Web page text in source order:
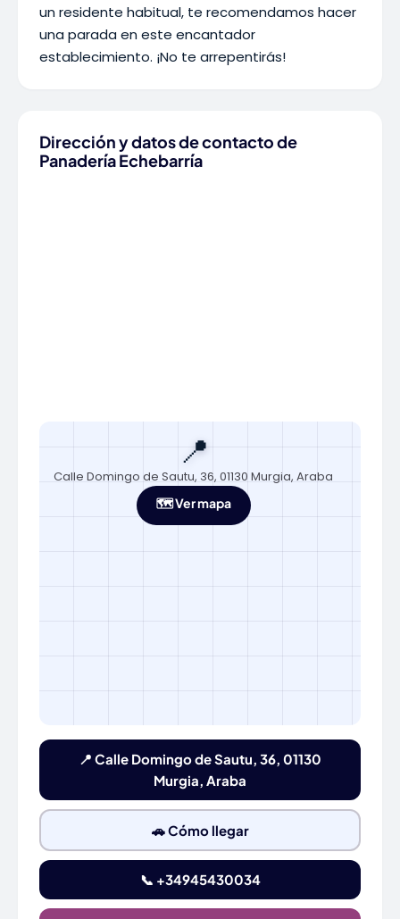
un residente habitual, te recomendamos hacer
una parada en este encantador
establecimiento. ¡No te arrepentirás!
Dirección y datos de contacto de
Panadería Echebarría
📍
Calle Domingo de Sautu, 36, 01130 Murgia, Araba
🗺️ Ver mapa
📍 Calle Domingo de Sautu, 36, 01130
Murgia, Araba
🚗 Cómo llegar
📞 +34945430034